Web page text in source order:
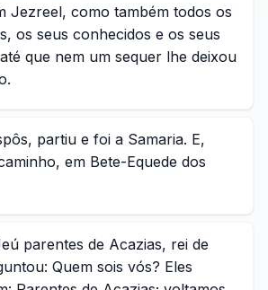
Jezreel, como também todos os
os seus conhecidos e os seus
que nem um sequer lhe deixou
partiu e foi a Samaria. E,
em Bete-Equede dos
parentes de Acazias, rei de
Quem sois vós? Eles